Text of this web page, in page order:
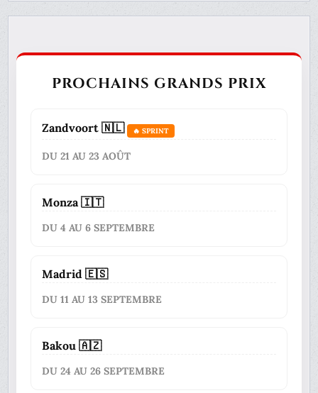
PROCHAINS GRANDS PRIX
Zandvoort 🇳🇱 🔥 SPRINT
DU 21 AU 23 AOÛT
Monza 🇮🇹
DU 4 AU 6 SEPTEMBRE
Madrid 🇪🇸
DU 11 AU 13 SEPTEMBRE
Bakou 🇦🇿
DU 24 AU 26 SEPTEMBRE